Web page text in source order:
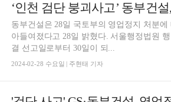
‘인천 검단 붕괴사고’ 동부건
동부건설은 28일 국토부의 영업정지 처분
아들여졌다고 28일 밝혔다. 서울행정법원 행정7부는 지난 27일 영업정지처분취소 사건의 판
결 선고일로부터 30일이 되...
2024-02-28 수요일 | 주현태 기자